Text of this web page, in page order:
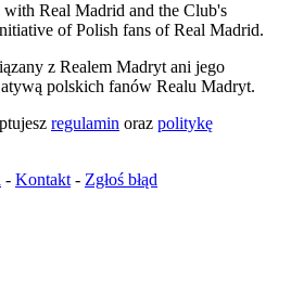
Real Madrid and the Club's
of Polish fans of Real Madrid.
z Realem Madryt ani jego
polskich fanów Realu Madryt.
regulamin oraz politykę
- Kontakt - Zgłoś błąd